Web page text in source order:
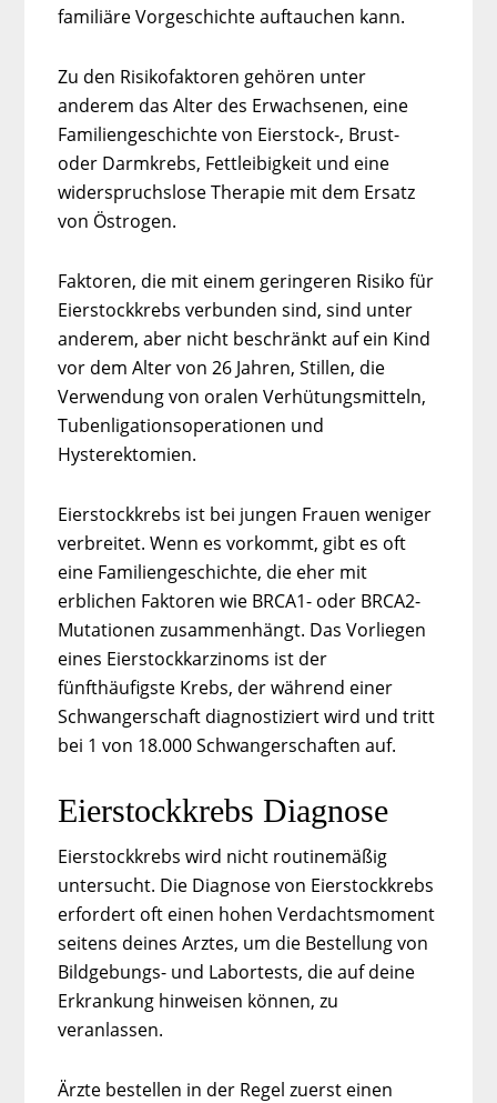
familiäre Vorgeschichte auftauchen kann.
Zu den Risikofaktoren gehören unter
anderem das Alter des Erwachsenen, eine
Familiengeschichte von Eierstock-, Brust-
oder Darmkrebs, Fettleibigkeit und eine
widerspruchslose Therapie mit dem Ersatz
von Östrogen.
Faktoren, die mit einem geringeren Risiko für
Eierstockkrebs verbunden sind, sind unter
anderem, aber nicht beschränkt auf ein Kind
vor dem Alter von 26 Jahren, Stillen, die
Verwendung von oralen Verhütungsmitteln,
Tubenligationsoperationen und
Hysterektomien.
Eierstockkrebs ist bei jungen Frauen weniger
verbreitet. Wenn es vorkommt, gibt es oft
eine Familiengeschichte, die eher mit
erblichen Faktoren wie BRCA1- oder BRCA2-
Mutationen zusammenhängt. Das Vorliegen
eines Eierstockkarzinoms ist der
fünfthäufigste Krebs, der während einer
Schwangerschaft diagnostiziert wird und tritt
bei 1 von 18.000 Schwangerschaften auf.
Eierstockkrebs Diagnose
Eierstockkrebs wird nicht routinemäßig
untersucht. Die Diagnose von Eierstockkrebs
erfordert oft einen hohen Verdachtsmoment
seitens deines Arztes, um die Bestellung von
Bildgebungs- und Labortests, die auf deine
Erkrankung hinweisen können, zu
veranlassen.
Ärzte bestellen in der Regel zuerst einen